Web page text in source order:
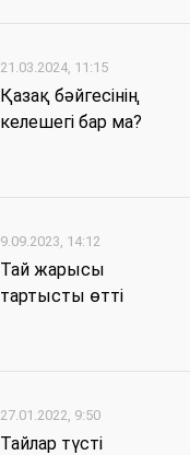
21.03.2024, 11:15
Қазақ бәйгесінің
келешегі бар ма?
9.09.2023, 14:12
Тай жарысы
тартысты өтті
27.01.2022, 9:50
Тайлар түсті